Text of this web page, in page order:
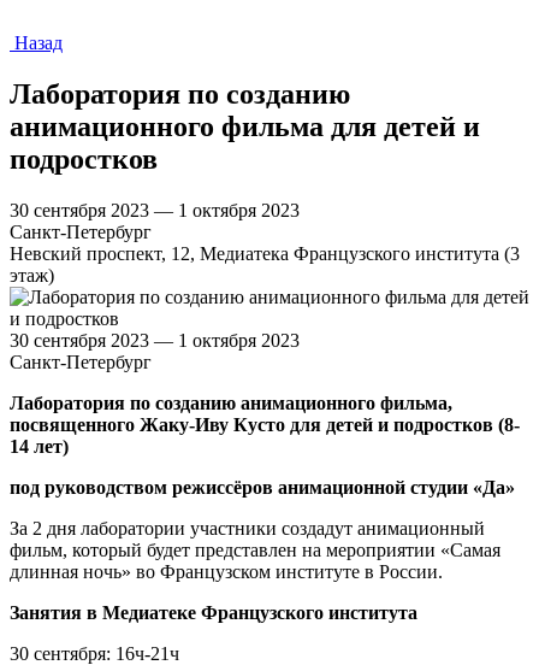
Назад
Лаборатория по созданию
анимационного фильма для детей и
подростков
30 сентября 2023 — 1 октября 2023
Санкт-Петербург
Невский проспект, 12, Медиатека Французского института (3
этаж)
30 сентября 2023 — 1 октября 2023
Санкт-Петербург
Лаборатория по созданию анимационного фильма,
посвященного Жаку-Иву Кусто для детей и подростков (8-
14 лет)
под руководством режиссёров анимационной студии «Да»
За 2 дня лаборатории участники создадут анимационный
фильм, который будет представлен на мероприятии «Самая
длинная ночь» во Французском институте в России.
Занятия в Медиатеке Французского института
30 сентября: 16ч-21ч